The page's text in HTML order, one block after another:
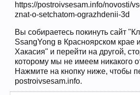
Прошедшие встречи клуба: .2.3 .4.
12.13.14.15. 16.17 .18.19.20. 21.22 .
Ближайшие мероприятия: 16 Августа
лет клубу!
https://postroivsesam.info/novosti/
znat-o-setchatom-ograzhdenii-3d
Вы собираетесь покинуть сайт
SsangYong в Красноярском крае
Хакасия" и перейти на другой,
которому мы не имеем никакого
Нажмите на кнопку ниже, чтобы
postroivsesam.info.